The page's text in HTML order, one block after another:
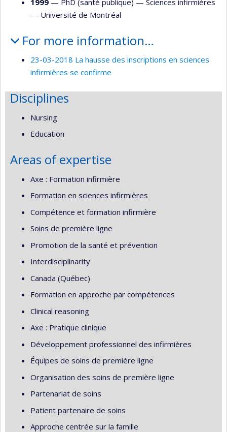
— Université de Montréal
For more information…
23-03-2018 La hausse des inscriptions en sciences
infirmières se confirme
Disciplines
Nursing
Education
Areas of expertise
Axe : Formation infirmière
Formation en sciences infirmières
Compétence et formation infirmière
Soins de première ligne
Promotion de la santé et prévention
Interdisciplinarity
Canada (Québec)
Formation en approche par compétences
Clinical reasoning
Axe : Pratique clinique
Développement professionnel des infirmières
Équipes de soins de première ligne
Organisation des soins de première ligne
Partenariat de soins
Patient partenaire de soins
Approche centrée sur la famille